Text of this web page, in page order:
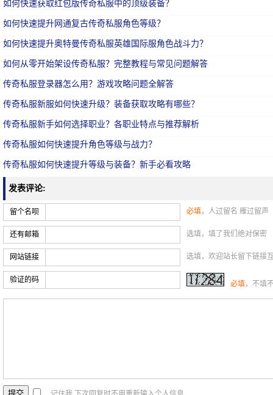
如何快速获取红包版传奇私服中的顶级装备？
如何快速提升网通复古传奇私服角色等级？
如何快速提升奥特曼传奇私服英雄国际服角色战斗力？
如何从零开始架设传奇私服？完整教程与常见问题解答
传奇私服登录器怎么用？游戏攻略问题全解答
传奇私服新服如何快速升级？装备获取攻略有哪些？
传奇私服新手如何选择职业？各职业特点与推荐解析
传奇私服如何快速提升角色等级与战力？
传奇私服如何快速提升等级与装备？新手必看攻略
发表评论:
留个名呗 必填，人过留名 雁过留声
还有邮箱 选填，填了我们绝对保密
网站链接 选填，欢迎站长留下链接
验证的码 必填，不填